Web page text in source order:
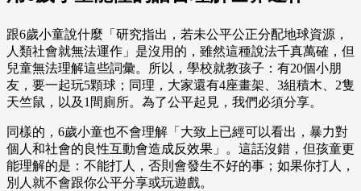
跟6歲小童說什麼「研究指出，若未公平公正分配地球資源，
人類社會就無法運作」是沒用的，雖然這種說法千真萬確，但
兒童無法理解這些詞彙。所以，學校就教孩子：有20個小朋
友，要一起玩5顆球；同理，大家還有4座畫架、3組積木、2隻
天竺鼠，以及1間廁所。為了公平起見，我們必須分享。
同樣的，6歲小童也不會理解「大致上已經可以看出，暴力對
個人和社會的良性互動會造成反效果」。這話沒錯，但孩童更
能理解的是：不能打人，否則會發生不好的事；如果你打人，
別人就不會跟你公平分享或玩遊戲。